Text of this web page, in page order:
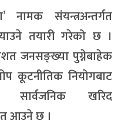
नामक संयन्त्रअन्तर्गत
तयारी गरेको छ ।
जनसङ्ख्या पुग्नेबाहेक
कूटनीतिक नियोगबाट
सार्वजनिक खरिद
आउने छ ।